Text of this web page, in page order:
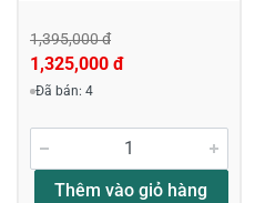
1,395,000 đ
1,325,000 đ
Đã bán: 4
Thêm vào giỏ hàng